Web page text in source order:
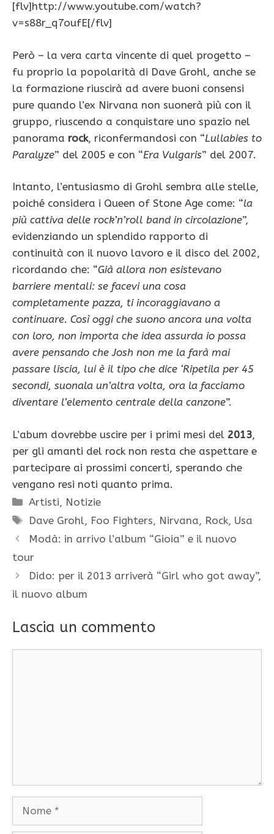
[flv]http://www.youtube.com/watch?
v=s88r_q7oufE[/flv]
Però – la vera carta vincente di quel progetto –
fu proprio la popolarità di Dave Grohl, anche se
la formazione riuscirà ad avere buoni consensi
pure quando l’ex Nirvana non suonerà più con il
gruppo, riuscendo a conquistare uno spazio nel
panorama rock, riconfermandosi con “Lullabies to
Paralyze” del 2005 e con “Era Vulgaris” del 2007.
Intanto, l’entusiasmo di Grohl sembra alle stelle,
poiché considera i Queen of Stone Age come: “la
più cattiva delle rock’n’roll band in circolazione”,
evidenziando un splendido rapporto di
continuità con il nuovo lavoro e il disco del 2002,
ricordando che: “Già allora non esistevano
barriere mentali: se facevi una cosa
completamente pazza, ti incoraggiavano a
continuare. Così oggi che suono ancora una volta
con loro, non importa che idea assurda io possa
avere pensando che Josh non me la farà mai
passare liscia, lui è il tipo che dice ‘Ripetila per 45
secondi, suonala un’altra volta, ora la facciamo
diventare l’elemento centrale della canzone”.
L’abum dovrebbe uscire per i primi mesi del 2013,
per gli amanti del rock non resta che aspettare e
partecipare ai prossimi concerti, sperando che
vengano resi noti quanto prima.
Categorie
Artisti, Notizie
Tag
Dave Grohl, Foo Fighters, Nirvana, Rock, Usa
Modà: in arrivo l’album “Gioia” e il nuovo
tour
Dido: per il 2013 arriverà “Girl who got away”,
il nuovo album
Lascia un commento
Nome